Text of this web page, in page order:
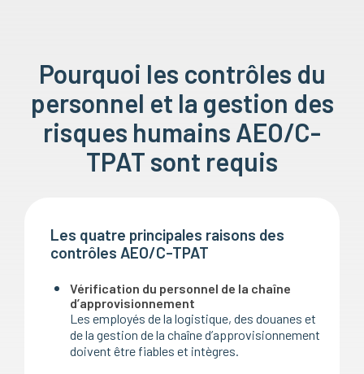
Pourquoi les contrôles du
personnel et la gestion des
risques humains AEO/C-
TPAT sont requis
Les quatre principales raisons des
contrôles AEO/C-TPAT
Vérification du personnel de la chaîne
d’approvisionnement
Les employés de la logistique, des douanes et
de la gestion de la chaîne d’approvisionnement
doivent être fiables et intègres.